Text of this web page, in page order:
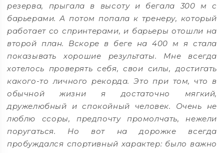
резерва, прыгала в высоту и бегала 300 м с
барьерами. А потом попала к тренеру, который
работает со спринтерами, и барьеры отошли на
второй план. Вскоре в беге на 400 м я стала
показывать хорошие результаты. Мне всегда
хотелось проверять себя, свои силы, достигать
какого-то личного рекорда. Это при том, что в
обычной жизни я достаточно мягкий,
дружелюбный и спокойный человек. Очень не
люблю ссоры, предпочту промолчать, нежели
поругаться. Но вот на дорожке всегда
пробуждался спортивный характер: было важно